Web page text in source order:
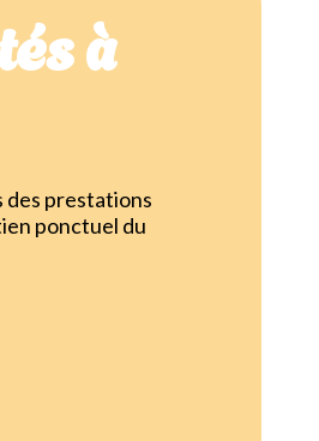
à
des prestations
ponctuel du